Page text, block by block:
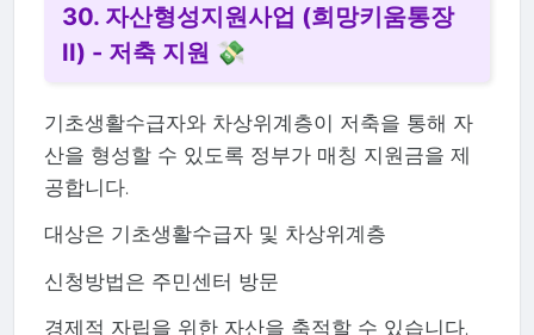
30. 자산형성지원사업 (희망키움통장
II) - 저축 지원 💸
기초생활수급자와 차상위계층이 저축을 통해 자
산을 형성할 수 있도록 정부가 매칭 지원금을 제
공합니다.
대상은 기초생활수급자 및 차상위계층
신청방법은 주민센터 방문
경제적 자립을 위한 자산을 축적할 수 있습니다.